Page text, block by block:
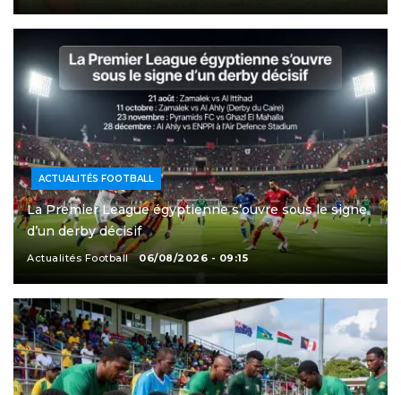
ACTUALITÉS FOOTBALL
La Premier League égyptienne s’ouvre sous le signe
d’un derby décisif
Actualités Football 06/08/2026 - 09:15